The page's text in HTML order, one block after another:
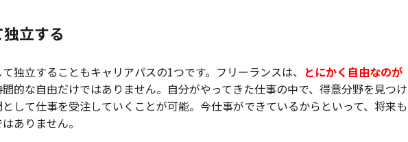
立する
独立することもキャリアパスの1つです。フリーランスは、 とにかく自由なのが
的な自由だけではありません。自分がやってきた仕事の中で、得意分野を見つけ
して仕事を受注していくことが可能。今仕事ができているからといって、将来も
ありません。